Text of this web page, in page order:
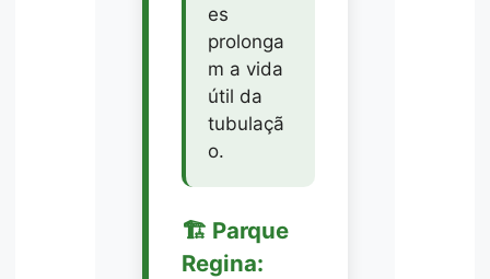
es
prolonga
m a vida
útil da
tubulaçã
o.
🏗️ Parque
Regina: